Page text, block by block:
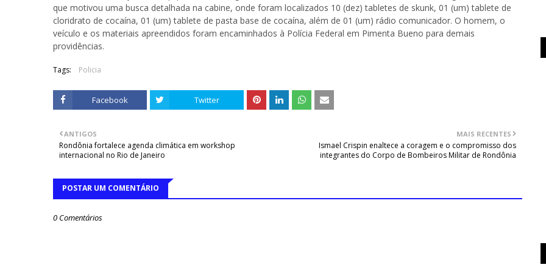
que motivou uma busca detalhada na cabine, onde foram localizados 10 (dez) tabletes de skunk, 01 (um) tablete de
cloridrato de cocaína, 01 (um) tablete de pasta base de cocaína, além de 01 (um) rádio comunicador. O homem, o
veículo e os materiais apreendidos foram encaminhados à Polícia Federal em Pimenta Bueno para demais
providências.
Tags: Policia
Facebook Twitter
MAIS RECENTES
Ismael Crispin enaltece a coragem e o compromisso dos
integrantes do Corpo de Bombeiros Militar de Rondônia
ANTIGOS
Rondônia fortalece agenda climática em workshop
internacional no Rio de Janeiro
POSTAR UM COMENTÁRIO
0 Comentários